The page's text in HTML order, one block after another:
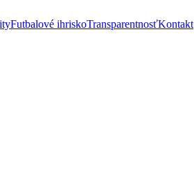
Futbalové ihriskoTransparentnosťKontakt